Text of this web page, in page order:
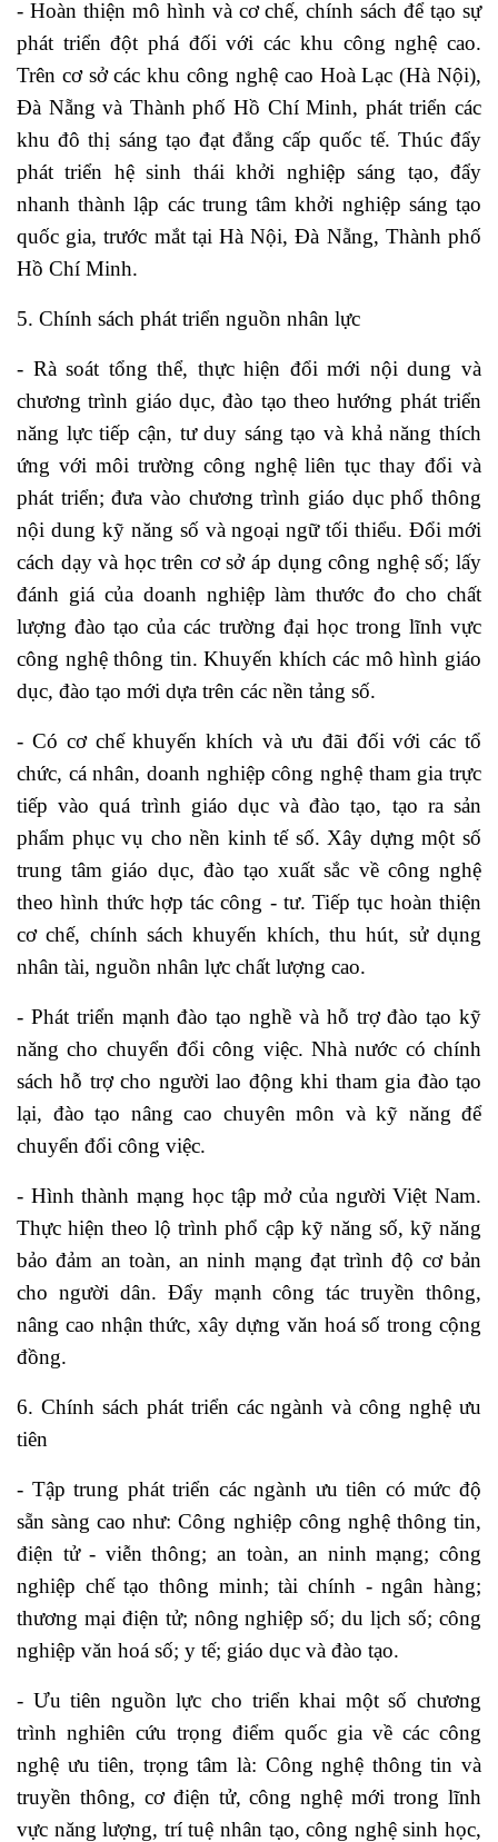
- Hoàn thiện mô hình và cơ chế, chính sách để tạo sự
phát triển đột phá đối với các khu công nghệ cao.
Trên cơ sở các khu công nghệ cao Hoà Lạc (Hà Nội),
Đà Nẵng và Thành phố Hồ Chí Minh, phát triển các
khu đô thị sáng tạo đạt đẳng cấp quốc tế. Thúc đẩy
phát triển hệ sinh thái khởi nghiệp sáng tạo, đẩy
nhanh thành lập các trung tâm khởi nghiệp sáng tạo
quốc gia, trước mắt tại Hà Nội, Đà Nẵng, Thành phố
Hồ Chí Minh.
5. Chính sách phát triển nguồn nhân lực
- Rà soát tổng thể, thực hiện đổi mới nội dung và
chương trình giáo dục, đào tạo theo hướng phát triển
năng lực tiếp cận, tư duy sáng tạo và khả năng thích
ứng với môi trường công nghệ liên tục thay đổi và
phát triển; đưa vào chương trình giáo dục phổ thông
nội dung kỹ năng số và ngoại ngữ tối thiểu. Đổi mới
cách dạy và học trên cơ sở áp dụng công nghệ số; lấy
đánh giá của doanh nghiệp làm thước đo cho chất
lượng đào tạo của các trường đại học trong lĩnh vực
công nghệ thông tin. Khuyến khích các mô hình giáo
dục, đào tạo mới dựa trên các nền tảng số.
- Có cơ chế khuyến khích và ưu đãi đối với các tổ
chức, cá nhân, doanh nghiệp công nghệ tham gia trực
tiếp vào quá trình giáo dục và đào tạo, tạo ra sản
phẩm phục vụ cho nền kinh tế số. Xây dựng một số
trung tâm giáo dục, đào tạo xuất sắc về công nghệ
theo hình thức hợp tác công - tư. Tiếp tục hoàn thiện
cơ chế, chính sách khuyến khích, thu hút, sử dụng
nhân tài, nguồn nhân lực chất lượng cao.
- Phát triển mạnh đào tạo nghề và hỗ trợ đào tạo kỹ
năng cho chuyển đổi công việc. Nhà nước có chính
sách hỗ trợ cho người lao động khi tham gia đào tạo
lại, đào tạo nâng cao chuyên môn và kỹ năng để
chuyển đổi công việc.
- Hình thành mạng học tập mở của người Việt Nam.
Thực hiện theo lộ trình phổ cập kỹ năng số, kỹ năng
bảo đảm an toàn, an ninh mạng đạt trình độ cơ bản
cho người dân. Đẩy mạnh công tác truyền thông,
nâng cao nhận thức, xây dựng văn hoá số trong cộng
đồng.
6. Chính sách phát triển các ngành và công nghệ ưu
tiên
- Tập trung phát triển các ngành ưu tiên có mức độ
sẵn sàng cao như: Công nghiệp công nghệ thông tin,
điện tử - viễn thông; an toàn, an ninh mạng; công
nghiệp chế tạo thông minh; tài chính - ngân hàng;
thương mại điện tử; nông nghiệp số; du lịch số; công
nghiệp văn hoá số; y tế; giáo dục và đào tạo.
- Ưu tiên nguồn lực cho triển khai một số chương
trình nghiên cứu trọng điểm quốc gia về các công
nghệ ưu tiên, trọng tâm là: Công nghệ thông tin và
truyền thông, cơ điện tử, công nghệ mới trong lĩnh
vực năng lượng, trí tuệ nhân tạo, công nghệ sinh học,